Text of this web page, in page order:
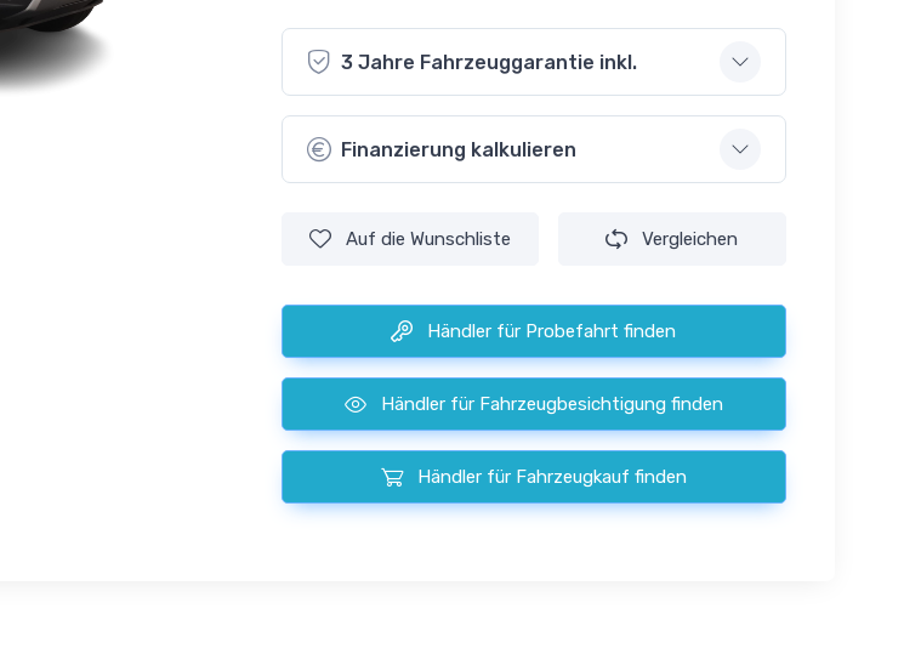
3 Jahre Fahrzeuggarantie inkl.
Finanzierung kalkulieren
Auf die Wunschliste Vergleichen
Händler für Probefahrt finden
Händler für Fahrzeugbesichtigung finden
Händler für Fahrzeugkauf finden